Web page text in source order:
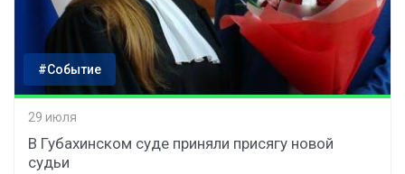
#Событие
29 июля
В Губахинском суде приняли присягу новой
судьи